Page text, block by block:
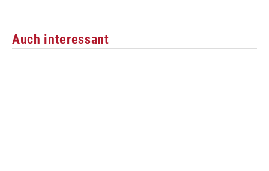
Auch interessant